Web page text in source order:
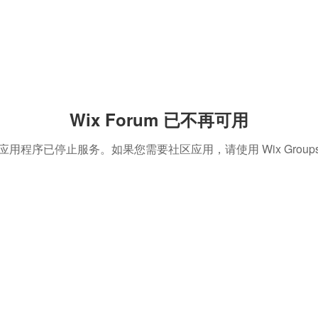
Wix Forum 已不再可用
用程序已停止服务。如果您需要社区应用，请使用 Wix